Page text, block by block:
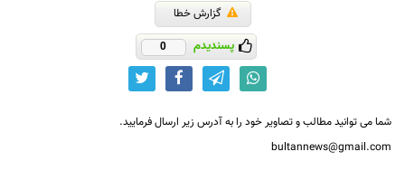
گزارش خطا
پسندیدم 0
شما می توانید مطالب و تصاویر خود را به آدرس زیر ارسال فرمایید.
bultannews@gmail.com